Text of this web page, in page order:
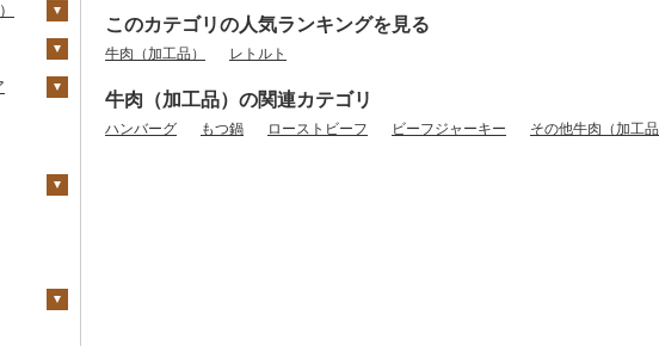
フ
このカテゴリの人気ランキングを見る
牛肉（加工品） レトルト
牛肉（加工品）の関連カテゴリ
ハンバーグ もつ鍋 ローストビーフ ビーフジャーキー その他牛肉（加工